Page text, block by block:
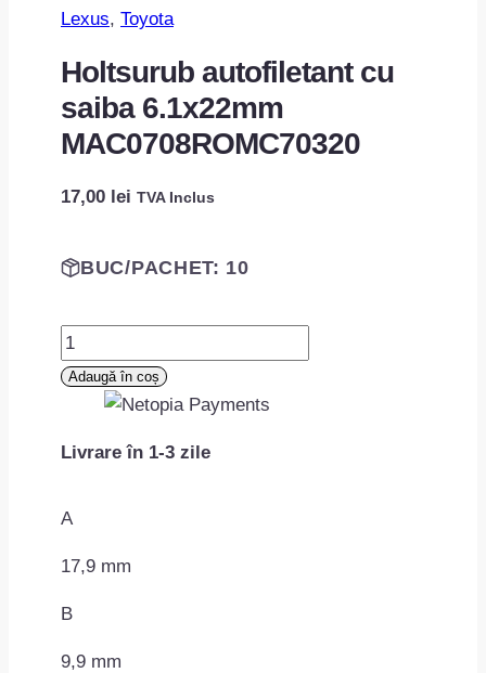
Lexus, Toyota
Holtsurub autofiletant cu
saiba 6.1x22mm
MAC0708ROMC70320
17,00 lei TVA Inclus
BUC/PACHET: 10
Cantitate
Holtsurub
autofiletant
saiba
MAC0708ROMC70320
Adaugă în coș
Livrare în 1-3 zile
A
17,9 mm
B
9,9 mm